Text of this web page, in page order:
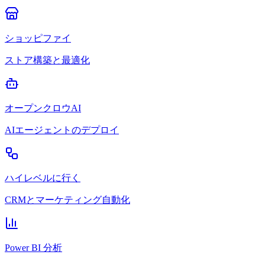
ショッピファイ
ストア構築と最適化
オープンクロウAI
AIエージェントのデプロイ
ハイレベルに行く
CRMとマーケティング自動化
Power BI 分析